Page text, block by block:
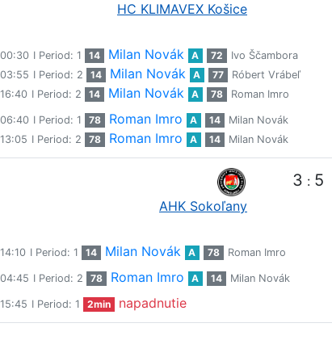
HC KLIMAVEX Košice
00:30 I Period: 1 14 Milan Novák A 72
Ivo Ščambora
03:55 I Period: 2 14 Milan Novák A 77
Róbert Vrábeľ
16:40 I Period: 2 14 Milan Novák A 78 Roman Imro
06:40 I Period: 1 78 Roman Imro A 14
Milan Novák
13:05 I Period: 2 78 Roman Imro A 14 Milan Novák
AHK Sokoľany
3 : 5
14:10 I Period: 1 14 Milan Novák A 78 Roman Imro
04:45 I Period: 2 78 Roman Imro A 14 Milan Novák
15:45 I Period: 1 2min napadnutie